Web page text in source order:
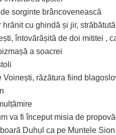
sorginte brâncovenească
cu ghindă și jir,
întovărășită de doi mititei ,
a soacrei
Voinești, răzătura fiind
va fi început misia de
Duhul ca pe Muntele